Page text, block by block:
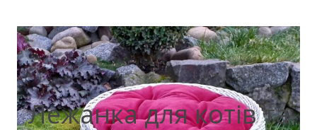
Лежанка для котів та